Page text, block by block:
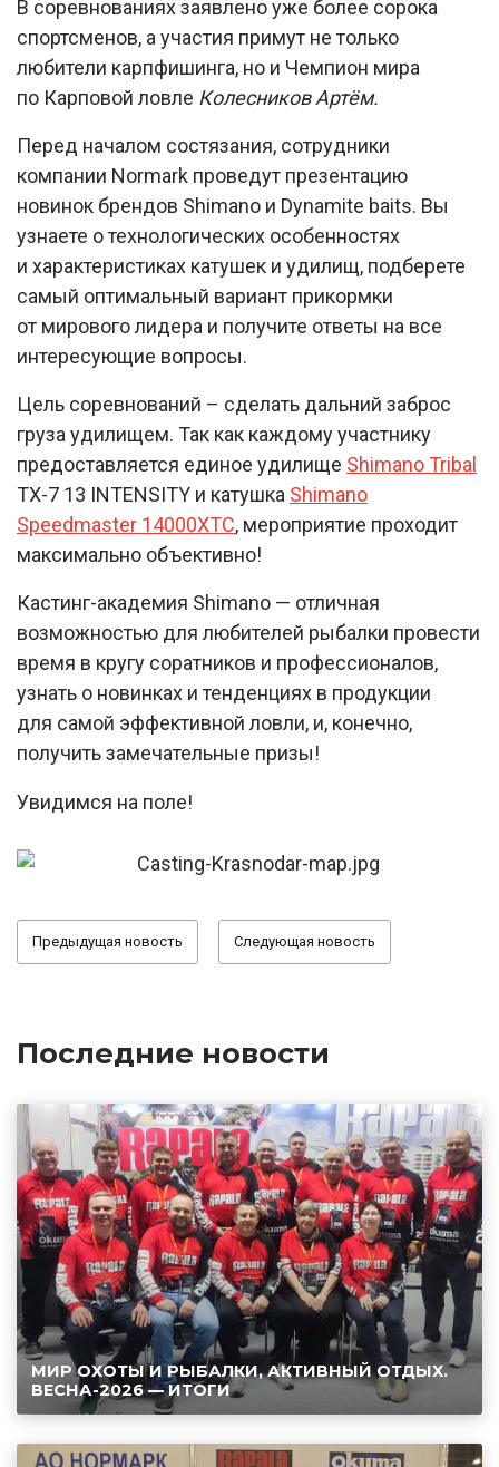
В соревнованиях заявлено уже более сорока
спортсменов, а участия примут не только
любители карпфишинга, но и Чемпион мира
по Карповой ловле Колесников Артём.
Перед началом состязания, сотрудники
компании Normark проведут презентацию
новинок брендов Shimano и Dynamite baits. Вы
узнаете о технологических особенностях
и характеристиках катушек и удилищ, подберете
самый оптимальный вариант прикормки
от мирового лидера и получите ответы на все
интересующие вопросы.
Цель соревнований – сделать дальний заброс
груза удилищем. Так как каждому участнику
предоставляется единое удилище Shimano Tribal
TX-7 13 INTENSITY и катушка Shimano
Speedmaster 14000XTC, мероприятие проходит
максимально объективно!
Кастинг-академия Shimano — отличная
возможностью для любителей рыбалки провести
время в кругу соратников и профессионалов,
узнать о новинках и тенденциях в продукции
для самой эффективной ловли, и, конечно,
получить замечательные призы!
Увидимся на поле!
Предыдущая новость Следующая новость
Последние новости
МИР ОХОТЫ И РЫБАЛКИ, АКТИВНЫЙ ОТДЫХ.
ВЕСНА-2026 — ИТОГИ